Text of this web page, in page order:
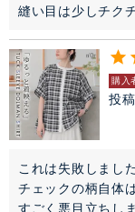
縫い目は少しチク
購入
投
これは失敗しまし
チェックの柄自体
すごく悪目立ちしま